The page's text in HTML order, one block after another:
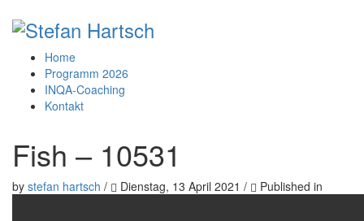
Home
Programm 2026
INQA-Coaching
Kontakt
Fish – 10531
by stefan hartsch / Dienstag, 13 April 2021 / Published in